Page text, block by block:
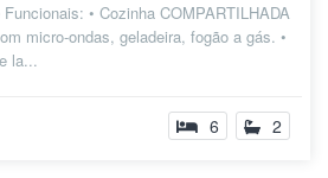
• Cozinha COMPARTILHADA
micro-ondas, geladeira, fogão a gás. •
la...
6 2